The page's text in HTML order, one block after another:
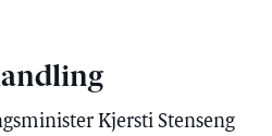
Kjersti Stenseng